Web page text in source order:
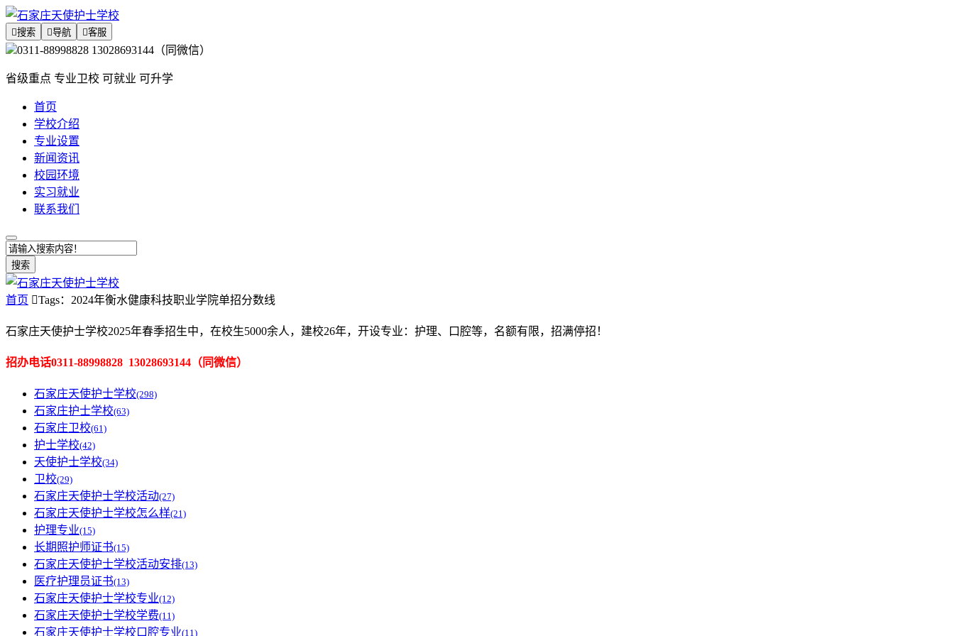
搜索 导航 客服
0311-88998828 13028693144（同微信）
省级重点 专业卫校 可就业 可升学
首页
学校介绍
专业设置
新闻资讯
校园环境
实习就业
联系我们
搜索
首页 Tags：2024年衡水健康科技职业学院单招分数线
石家庄天使护士学校2025年春季招生中，在校生5000余人，建校26年，开设专业：护理、口腔等，名额有限，招满停招！
招办电话0311-88998828 13028693144（ 同微信）
石家庄天使护士学校(298)
石家庄护士学校(63)
石家庄卫校(61)
护士学校(42)
天使护士学校(34)
卫校(29)
石家庄天使护士学校活动(27)
石家庄天使护士学校怎么样(21)
护理专业(15)
长期照护师证书(15)
石家庄天使护士学校活动安排(13)
医疗护理员证书(13)
石家庄天使护士学校专业(12)
石家庄天使护士学校学费(11)
石家庄天使护士学校口腔专业(11)